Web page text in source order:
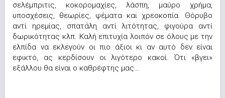
σελέμπριτις, κοκορομαχίες, λάσπη, μαύρο χρήμα,
υποσχέσεις, θεωρίες, ψέματα και χρεοκοπία. Θόρυβο
αντί ηρεμίας, σπατάλη αντί λιτότητας, φιγούρα αντί
δωρικότητας κλπ. Καλή επιτυχία λοιπόν σε όλους με την
ελπίδα να εκλεγούν οι πιο άξιοι κι αν αυτό δεν είναι
εφικτό, ας κερδίσουν οι λιγότερο κακοί. Ότι «βγει»
εξάλλου θα είναι ο καθρέφτης μας…